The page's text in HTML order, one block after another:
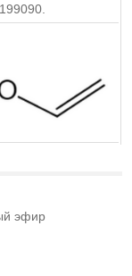
эфир